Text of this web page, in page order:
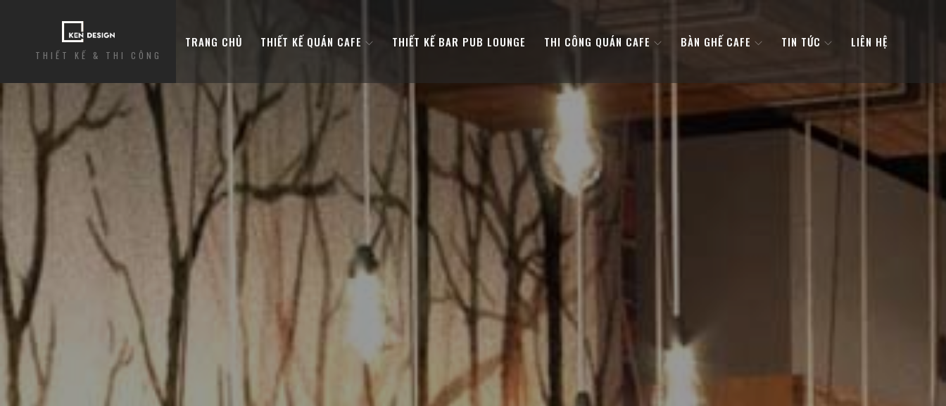
THIẾT KẾ & THI CÔNG
TRANG CHỦ THIẾT KẾ QUÁN CAFE THIẾT KẾ BAR PUB LOUNGE THI CÔNG QUÁN CAFE BÀN GHẾ CAFE TIN TỨC LIÊN HỆ